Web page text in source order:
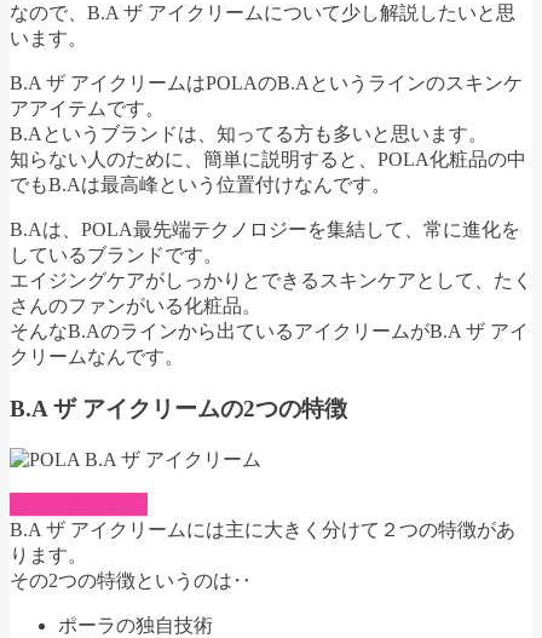
なので、B.A ザ アイクリームについて少し解説したいと思
います。
B.A ザ アイクリームはPOLAのB.Aというラインのスキンケ
アアイテムです。
B.Aというブランドは、知ってる方も多いと思います。
知らない人のために、簡単に説明すると、POLA化粧品の中
でもB.Aは最高峰という位置付けなんです。
B.Aは、POLA最先端テクノロジーを集結して、常に進化を
しているブランドです。
エイジングケアがしっかりとできるスキンケアとして、たく
さんのファンがいる化粧品。
そんなB.Aのラインから出ているアイクリームがB.A ザ アイ
クリームなんです。
B.A ザ アイクリームの2つの特徴
B.A ザ アイクリームには主に大きく分けて２つの特徴があ
ります。
その2つの特徴というのは‥
ポーラの独自技術